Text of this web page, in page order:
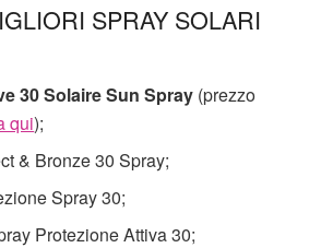
SPRAY SOLARI
30 Solaire Sun Spray (prezzo
qui);
& Bronze 30 Spray;
Spray 30;
Protezione Attiva 30;